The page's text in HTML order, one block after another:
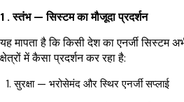
1 . स्तंभ — सिस्टम का मौजूदा प्रदर्शन
यह मापता है कि किसी देश का एनर्जी सिस्टम
क्षेत्रों में कैसा प्रदर्शन कर रहा है:
सुरक्षा — भरोसेमंद और स्थिर एनर्जी सप्लाई